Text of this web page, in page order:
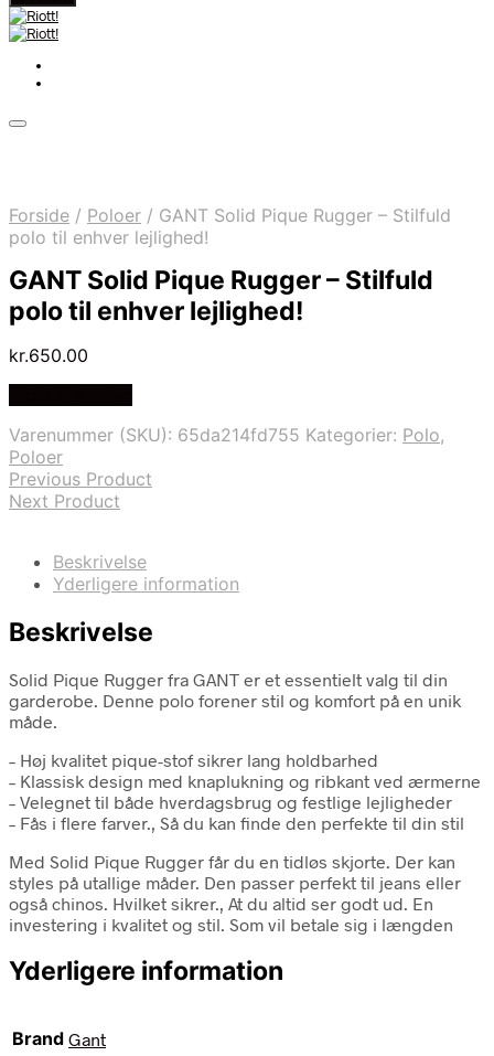
Forside / Poloer / GANT Solid Pique Rugger – Stilfuld
polo til enhver lejlighed!
GANT Solid Pique Rugger – Stilfuld
polo til enhver lejlighed!
kr.650.00
Varenummer (SKU): 65da214fd755 Kategorier: Polo,
Poloer
Previous Product
Next Product
Beskrivelse
Yderligere information
Beskrivelse
Solid Pique Rugger fra GANT er et essentielt valg til din
garderobe. Denne polo forener stil og komfort på en unik
måde.
– Høj kvalitet pique-stof sikrer lang holdbarhed
– Klassisk design med knaplukning og ribkant ved ærmerne
– Velegnet til både hverdagsbrug og festlige lejligheder
– Fås i flere farver., Så du kan finde den perfekte til din stil
Med Solid Pique Rugger får du en tidløs skjorte. Der kan
styles på utallige måder. Den passer perfekt til jeans eller
også chinos. Hvilket sikrer., At du altid ser godt ud. En
investering i kvalitet og stil. Som vil betale sig i længden
Yderligere information
Brand Gant